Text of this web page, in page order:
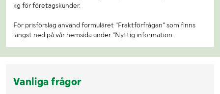
kg för företagskunder.
För prisförslag använd formuläret "Fraktförfrågan" som finns
längst ned på vår hemsida under "Nyttig information.
Vanliga frågor